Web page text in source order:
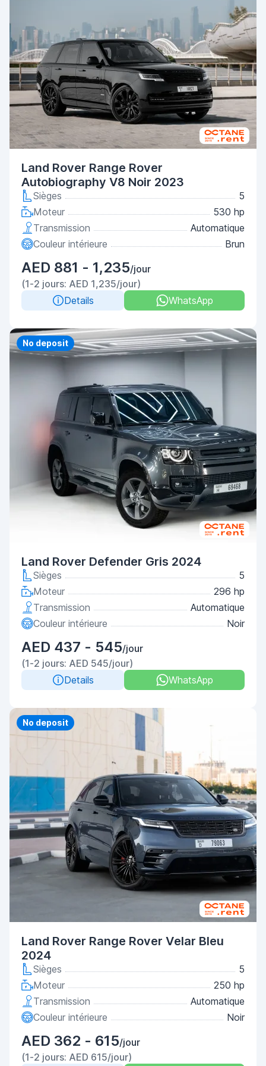
Land Rover Range Rover
Autobiography V8 Noir 2023
Sièges
5
Moteur
530 hp
Transmission
Automatique
Couleur intérieure
Brun
AED 881 - 1,235/jour
(1-2 jours: AED 1,235/jour)
Details
WhatsApp
Priority
No deposit
Land Rover Defender Gris 2024
Sièges
5
Moteur
296 hp
Transmission
Automatique
Couleur intérieure
Noir
AED 437 - 545/jour
(1-2 jours: AED 545/jour)
Details
WhatsApp
Priority
No deposit
Land Rover Range Rover Velar Bleu
2024
Sièges
5
Moteur
250 hp
Transmission
Automatique
Couleur intérieure
Noir
AED 362 - 615/jour
(1-2 jours: AED 615/jour)